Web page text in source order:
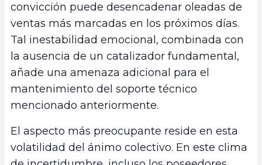
convicción puede desencadenar oleadas de
ventas más marcadas en los próximos días.
Tal inestabilidad emocional, combinada con
la ausencia de un catalizador fundamental,
añade una amenaza adicional para el
mantenimiento del soporte técnico
mencionado anteriormente.
El aspecto más preocupante reside en esta
volatilidad del ánimo colectivo. En este clima